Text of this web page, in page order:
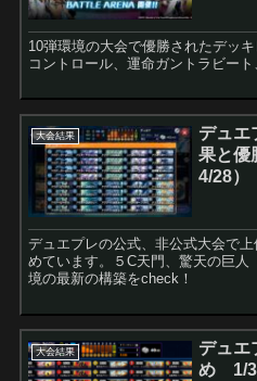
10弾環境の大会で優勝されたデッ
コントロール、運命ガントラビー
大会結果
デュ
果と優
4/28）
デュエプレの公式、非公式大会で
めています。５C天門、驚天の巨
境の最新の構築をcheck！
大会結果
デュエ
め 1/